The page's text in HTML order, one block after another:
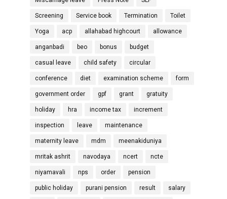
Screening Service book Termination Toilet
Yoga acp allahabad highcourt allowance
anganbadi beo bonus budget
casual leave child safety circular
conference diet examination scheme form
government order gpf grant gratuity
holiday hra income tax increment
inspection leave maintenance
maternity leave mdm meenakiduniya
mritak ashrit navodaya ncert ncte
niyamavali nps order pension
public holiday purani pension result salary